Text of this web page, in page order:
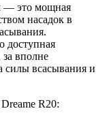
— это мощная
насадок в
доступная
вполне
силы всасывания и